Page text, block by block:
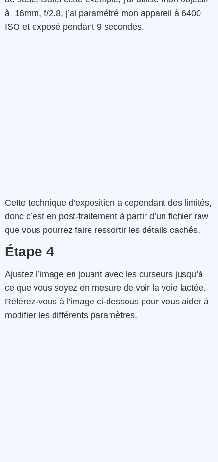
à 16mm, f/2.8, j’ai paramétré mon appareil à 6400
ISO et exposé pendant 9 secondes.
Cette technique d’exposition a cependant des limités,
donc c’est en post-traitement à partir d’un fichier raw
que vous pourrez faire ressortir les détails cachés.
Étape 4
Ajustez l’image en jouant avec les curseurs jusqu’à
ce que vous soyez en mesure de voir la voie lactée.
Référez-vous à l’image ci-dessous pour vous aider à
modifier les différents paramètres.